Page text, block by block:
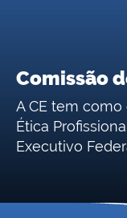
Comissão
A CE tem
Ética
Executivo